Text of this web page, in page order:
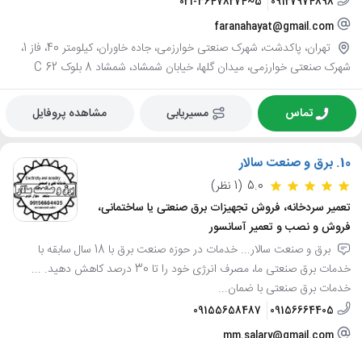
faranahayat@gmail.com
تهران، پاکدشت، شهرک صنعتی خوارزمی، جاده خاوران، کیلومتر 40، فاز 1،
شهرک صنعتی خوارزمی، میدان گلها، خیابان شمشاد، شمشاد 8 بلوک C 62
تماس مسیریابی مشاهده پروفایل
10. برق و صنعت سالار
5.0 (1 نظر)
تعمیر سردخانه، فروش تجهیزات برق صنعتی یا ساختمانی،
فروش و نصب و تعمیر آسانسور
برق و صنعت سالار... خدمات در حوزه صنعت برق با 18 سال سابقه با
خدمات برق صنعتی ما، مصرف انرژی خود را تا 30 درصد کاهش دهید. ...
خدمات برق صنعتی با ضمان...
09156664405
09155658487